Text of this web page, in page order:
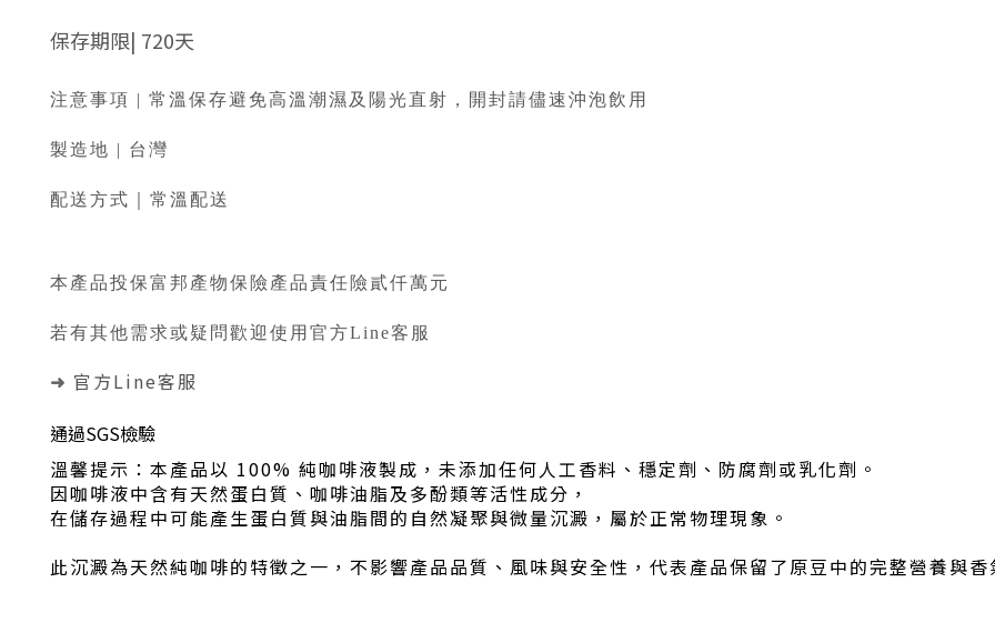
保存期限| 720天
注意事項 | 常溫保存避免高溫潮濕及陽光直射，開封請儘速沖泡飲用
製造地 | 台灣
配送方式｜常溫配送
本產品投保富邦產物保險產品責任險貳仟萬元
若有其他需求或疑問歡迎使用官方Line客服
➜ 官方Line客服
通過SGS檢驗
溫馨提示：本產品以 100% 純咖啡液製成，未添加任何人工香料、穩定劑、防腐劑或乳化劑。
因咖啡液中含有天然蛋白質、咖啡油脂及多酚類等活性成分，
在儲存過程中可能產生蛋白質與油脂間的自然凝聚與微量沉澱，屬於正常物理現象。
此沉澱為天然純咖啡的特徵之一，不影響產品品質、風味與安全性，代表產品保留了原豆中的完整營養與